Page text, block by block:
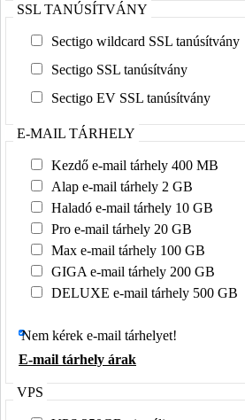
SSL TANÚSÍTVÁNY
Sectigo wildcard SSL tanúsítvány
Sectigo SSL tanúsítvány
Sectigo EV SSL tanúsítvány
E-MAIL TÁRHELY
Kezdő e-mail tárhely 400 MB
Alap e-mail tárhely 2 GB
Haladó e-mail tárhely 10 GB
Pro e-mail tárhely 20 GB
Max e-mail tárhely 100 GB
GIGA e-mail tárhely 200 GB
DELUXE e-mail tárhely 500 GB
Nem kérek e-mail tárhelyet!
E-mail tárhely árak
VPS